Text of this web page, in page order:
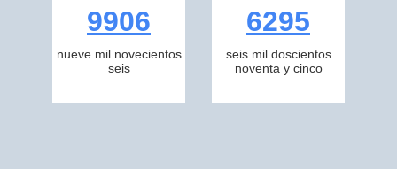
9906
nueve mil novecientos
seis
6295
seis mil doscientos
noventa y cinco